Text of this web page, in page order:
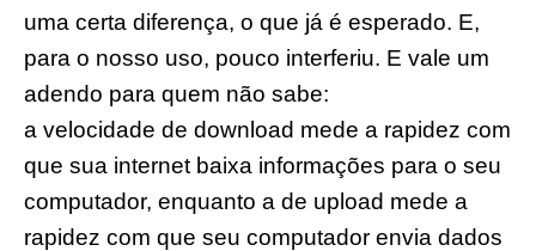
uma certa diferença, o que já é esperado. E,
para o nosso uso, pouco interferiu. E vale um
adendo para quem não sabe:
a velocidade de download mede a rapidez com
que sua internet baixa informações para o seu
computador, enquanto a de upload mede a
rapidez com que seu computador envia dados